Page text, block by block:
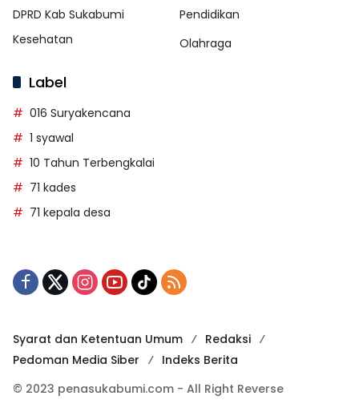
DPRD Kab Sukabumi
Pendidikan
Kesehatan
Olahraga
Label
016 Suryakencana
1 syawal
10 Tahun Terbengkalai
71 kades
71 kepala desa
Syarat dan Ketentuan Umum
Redaksi
Pedoman Media Siber
Indeks Berita
© 2023 penasukabumi.com - All Right Reverse